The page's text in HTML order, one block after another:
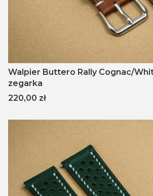
Walpier Buttero Rally Cognac/
zegarka
Cena
220,00 zł